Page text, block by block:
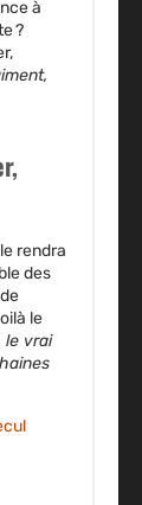
à
?
rendra
des
le
le vrai